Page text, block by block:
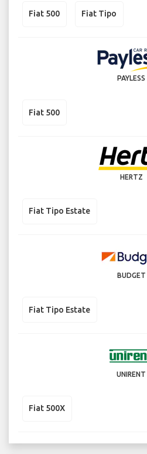
Fiat 500 Fiat Tipo
PAYLESS
Fiat 500
HERTZ
Fiat Tipo Estate
BUDGET
Fiat Tipo Estate
UNIRENT
Fiat 500X